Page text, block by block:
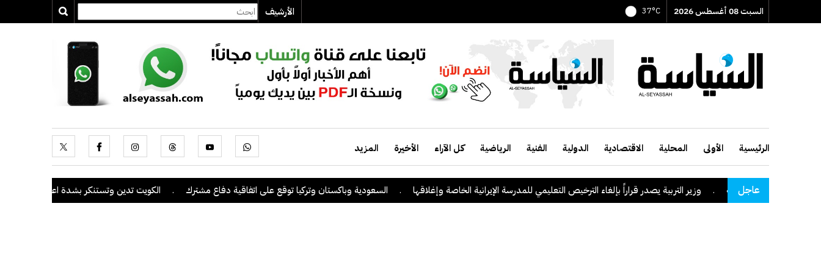
السبت 08 أغسطس 2026 37°C الأرشيف
الرئيسية الأولى المحلية الاقتصادية الدولية الفنية الرياضية كل الآراء الأخيرة المزيد
عاجل
نجران السعودية وزير التربية يصدر قراراً بإلغاء الترخيص التعليمي للمدرسة الإيرانية الخاصة وإغلاقها . السعودية وباكستان وتركيا توقع على اتفاقية دفاع مشترك الكويت تدين وتستنكر بشدة اعتداءات ميليشيا